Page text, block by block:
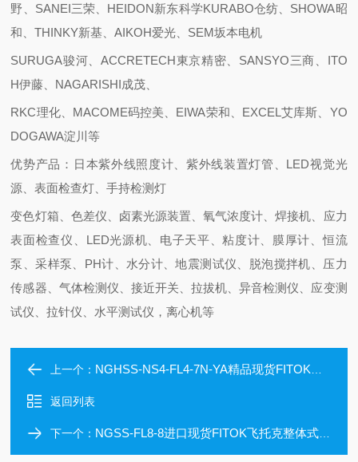
野、SANEI三荣、HEIDON新东科学KURABO仓纺、SHOWA昭
和、THINKY新基、AIKOH爱光、SEM坂本电机
SURUGA骏河、ACCRETECH東京精密、SANSYO三商、ITO
H伊藤、NAGARISHI成茂、
RKC理化、MACOME码控美、EIWA荣和、EXCEL艾库斯、YO
DOGAWA淀川等
优势产品：日本紫外线照度计、紫外线装置灯管、LED视觉光
源、表面检查灯、手持检测灯
变色灯箱、色差仪、卤素光源装置、氧气浓度计、焊接机、应力
表面检查仪、LED光源机、电子天平、粘度计、膜厚计、恒流
泵、采样泵、PH计、水分计、地震测试仪、脱泡搅拌机、压力
传感器、气体检测仪、接近开关、拉拔机、异音检测仪、应变测
试仪、拉针仪、水平测试仪，离心机等
上一个： NGHSS-NS4-FL4-7N-YA精品现货FITOK飞托克整体式阀盖针阀
返回列表
下一个： NGSS-FL8-8进口现货FITOK飞托克整体式阀盖针阀